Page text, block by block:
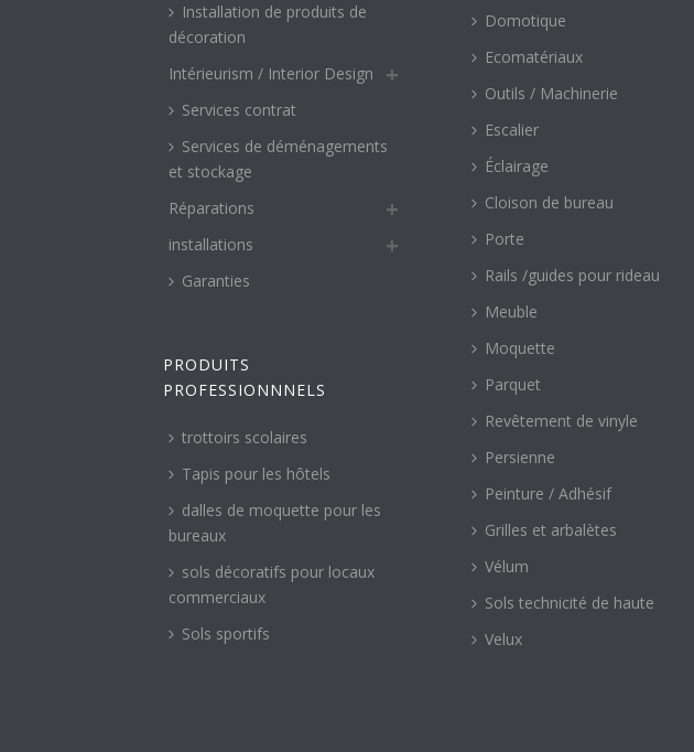
Installation de produits de
décoration
Intérieurism / Interior Design
Services contrat
Services de déménagements
et stockage
Réparations
installations
Garanties
PRODUITS
PROFESSIONNNELS
trottoirs scolaires
Tapis pour les hôtels
dalles de moquette pour les
bureaux
sols décoratifs pour locaux
commerciaux
Sols sportifs
Domotique
Ecomatériaux
Outils / Machinerie
Escalier
Éclairage
Cloison de bureau
Porte
Rails /guides pour rideau
Meuble
Moquette
Parquet
Revêtement de vinyle
Persienne
Peinture / Adhésif
Grilles et arbalètes
Vélum
Sols technicité de haute
Velux